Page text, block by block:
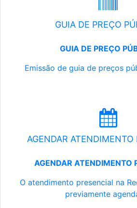
GUIA DE PREÇO
GUIA DE PREÇO
Emissão de guia de preços
AGENDAR ATENDIMENTO
AGENDAR ATENDIMENTO
O atendimento presencial na
previamente